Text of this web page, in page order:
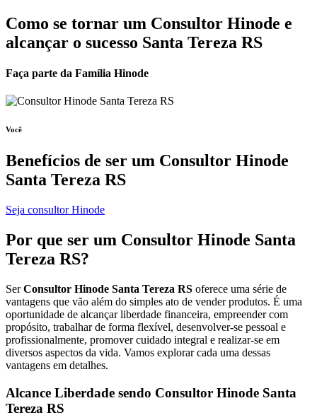
Como se tornar um Consultor Hinode e
alcançar o sucesso Santa Tereza RS
Faça parte da Família Hinode
Você
Benefícios de ser um Consultor Hinode
Santa Tereza RS
Seja consultor Hinode
Por que ser um Consultor Hinode Santa
Tereza RS?
SerConsultor Hinode Santa Tereza RS oferece uma série de
vantagens que vão além do simples ato de vender produtos. É uma
oportunidade de alcançar liberdade financeira, empreender com
propósito, trabalhar de forma flexível, desenvolver-se pessoal e
profissionalmente, promover cuidado integral e realizar-se em
diversos aspectos da vida. Vamos explorar cada uma dessas
vantagens em detalhes.
Alcance Liberdade sendo Consultor Hinode Santa
Tereza RS